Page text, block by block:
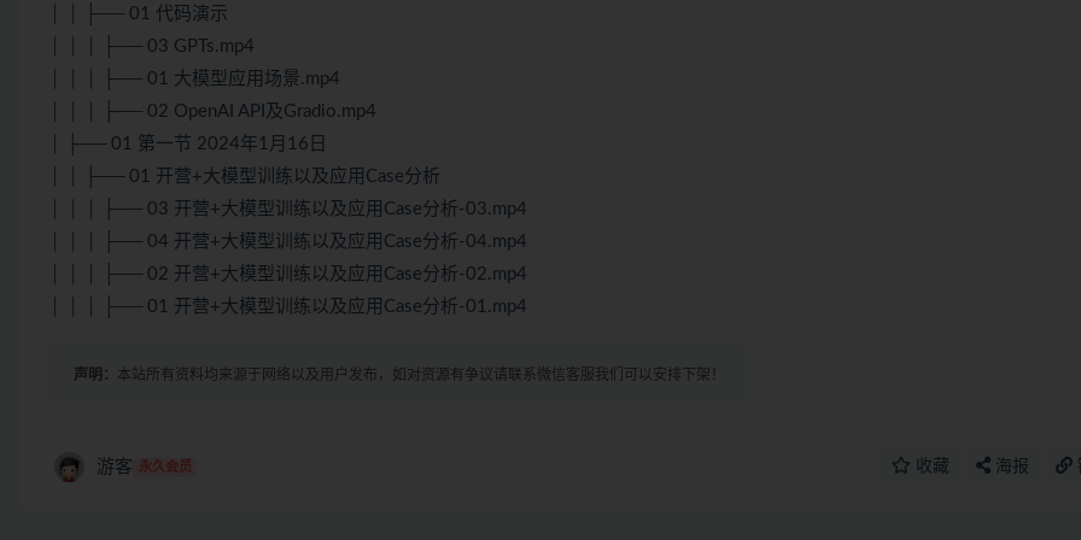
│ │ ├── 01 代码演示
│ │ │ ├── 03 GPT s.mp4
│ │ │ ├── 01 大模型应用场景.mp4
│ │ │ ├── 02 OpenAI API及Gradio.mp4
│ ├── 01 第一节 2024年1月16日
│ │ ├── 01 开营+大模型训练以及应用Case分析
│ │ │ ├── 03 开营+大模型训练以及应用Case分析-03.mp4
│ │ │ ├── 04 开营+大模型训练以及应用Case分析-04.mp4
│ │ │ ├── 02 开营+大模型训练以及应用Case分析-02.mp4
│ │ │ ├── 01 开营+大模型训练以及应用Case分析-01.mp4
声明： 本站所有资料均来源于网络以及用户发布，如对资源有争议请联系微信客服我们可以安排下架！
游客 永久会员 收藏 海报